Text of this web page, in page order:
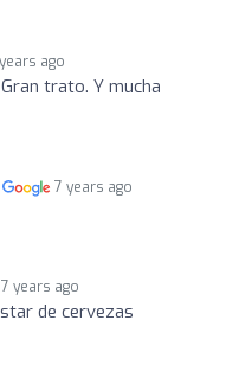
ago
trato. Y mucha
7 years ago
7 years ago
de cervezas